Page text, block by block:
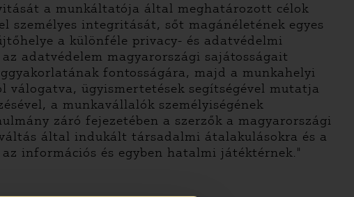
a munkáltatója által meghatározott célok
integritását, sőt magánéletének egyes
a különféle privacy- és adatvédelmi
adatvédelem magyarországi sajátosságait
fontosságára, majd a munkahelyi
ügyismertetések segítségével mutatja
a munkavállalók személyiségének
záró fejezetében a szerzők a magyarországi
által indukált társadalmi átalakulásokra és a
információs és egyben hatalmi játéktérnek."